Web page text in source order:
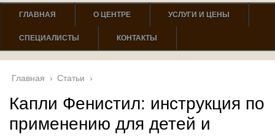
ГЛАВНАЯ О ЦЕНТРЕ УСЛУГИ И ЦЕНЫ
СПЕЦИАЛИСТЫ КОНТАКТЫ
Главная › Статьи ›
Капли Фенистил: инструкция по
применению для детей и